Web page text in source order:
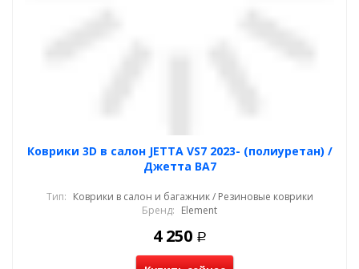
Коврики 3D в салон JETTA VS7 2023- (полиуретан) /
Джетта ВА7
Тип: Коврики в салон и багажник / Резиновые коврики
Бренд: Element
4 250 Р